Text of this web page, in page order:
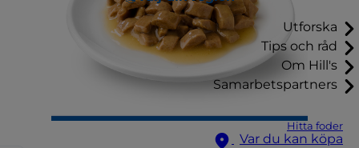
Utforska
Tips och råd
Om Hill's
Samarbetspartners
Hitta foder
Var du kan köpa